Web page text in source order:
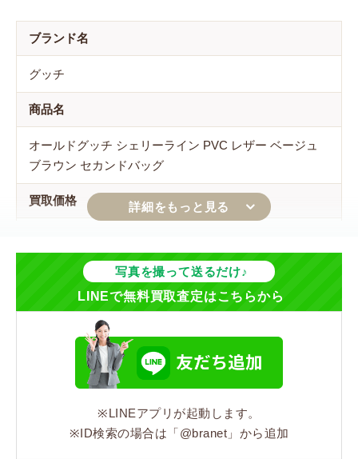
ブランド名
グッチ
商品名
オールドグッチ シェリーライン PVC レザー ベージュ
ブラウン セカンドバッグ
買取価格
シリーズ
オールドグッチ
写真を撮って送るだけ♪
LINEで無料買取査定はこちらから
※LINEアプリが起動します。
※ID検索の場合は「@branet」から追加